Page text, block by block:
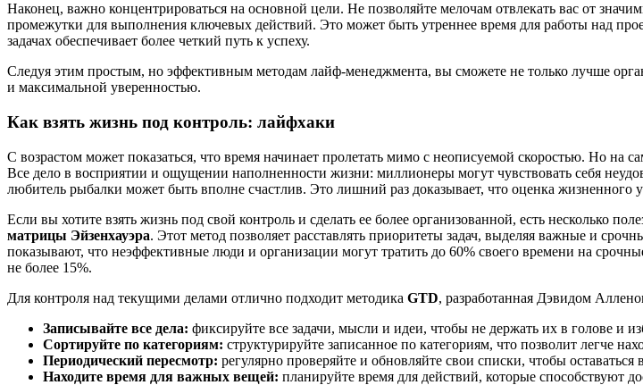
Наконец, важно концентрироваться на основной цели. Не позволяйте мелочам отвлекать вас от
промежутки для выполнения ключевых действий. Это может быть утреннее время для работы над
задачах обеспечивает более четкий путь к успеху.
Следуя этим простым, но эффективным методам лайф-менеджмента, вы сможете не только лучше
и максимальной уверенностью.
Как взять жизнь под контроль: лайфхаки
С возрастом может показаться, что время начинает пролетать мимо с неописуемой скоростью. Но на
Все дело в восприятии и ощущении наполненности жизни: миллионеры могут чувствовать себя
любитель рыбалки может быть вполне счастлив. Это лишний раз доказывает, что оценка жизненного
Если вы хотите взять жизнь под свой контроль и сделать ее более организованной, есть несколько
матрицы Эйзенхауэра. Этот метод позволяет расставлять приоритеты задач, выделяя важные и
показывают, что неэффективные люди и организации могут тратить до 60% своего времени на
не более 15%.
Для контроля над текущими делами отлично подходит методика GTD, разработанная Дэвидом
Записывайте все дела: фиксируйте все задачи, мысли и идеи, чтобы не держать их в голове и
Сортируйте по категориям: структурируйте записанное по категориям, что позволит легче
Периодический пересмотр: регулярно проверяйте и обновляйте свои списки, чтобы оставаться
Находите время для важных вещей: планируйте время для действий, которые способствуют